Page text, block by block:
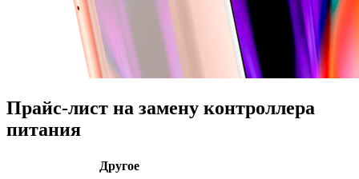
Прайс-лист на замену контроллера
питания
Другое